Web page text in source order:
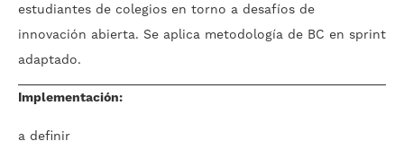
estudiantes de colegios en torno a desafíos de
innovación abierta. Se aplica metodología de BC en sprint
adaptado.
Implementación:
a definir